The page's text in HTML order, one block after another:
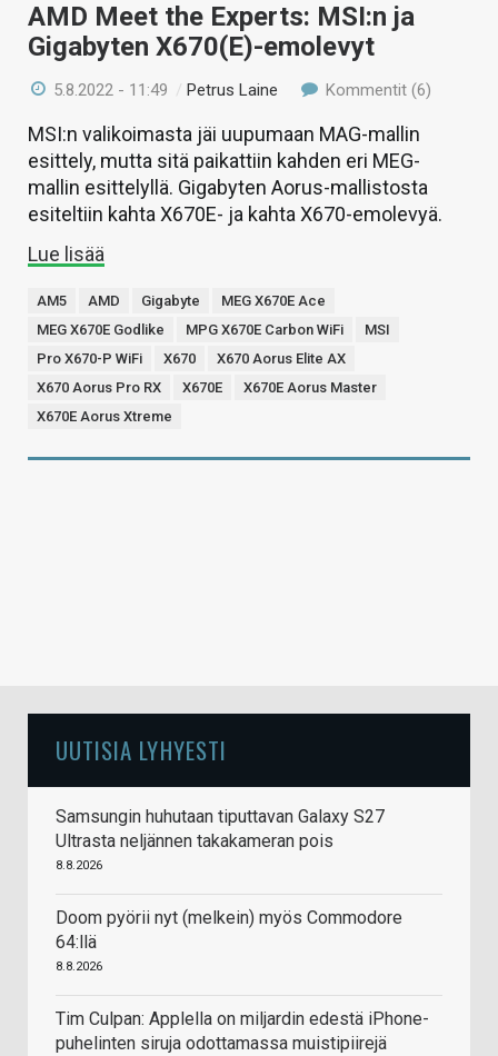
HAKU
AMD Meet the Experts: MSI:n ja
Gigabyten X670(E)-emolevyt
5.8.2022 - 11:49 /Petrus Laine Kommentit (6)
MSI:n valikoimasta jäi uupumaan MAG-mallin
esittely, mutta sitä paikattiin kahden eri MEG-
mallin esittelyllä. Gigabyten Aorus-mallistosta
esiteltiin kahta X670E- ja kahta X670-emolevyä.
Lue lisää
AM5 AMD Gigabyte
MEG X670E Ace
MEG X670E Godlike
MPG X670E Carbon WiFi
MSI
Pro X670-P WiFi
X670
X670 Aorus Elite AX
X670 Aorus Pro RX
X670E
X670E Aorus Master
X670E Aorus Xtreme
UUTISIA LYHYESTI
Samsungin huhutaan tiputtavan Galaxy S27
Ultrasta neljännen takakameran pois
8.8.2026
Doom pyörii nyt (melkein) myös Commodore
64:llä
8.8.2026
Tim Culpan: Applella on miljardin edestä iPhone-
puhelinten siruja odottamassa muistipiirejä